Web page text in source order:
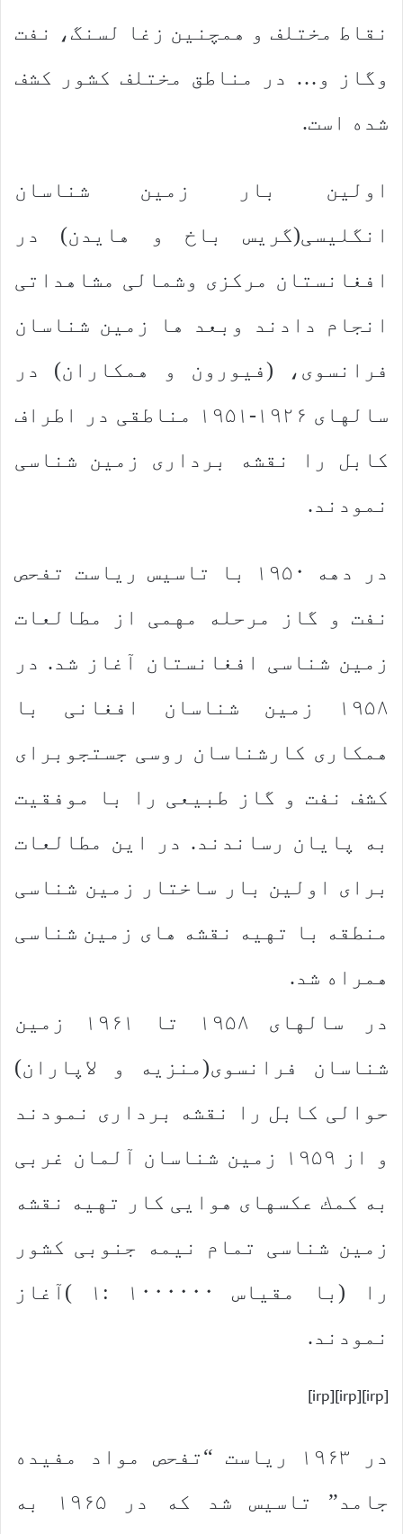
نقاط مختلف و همچنین زغا لسنگ، نفت
وگاز و… در مناطق مختلف كشور كشف
شده است.
اولین بار زمین شناسان
انگلیسی(گریس باخ و هایدن) در
افغانستان مركزی وشمالی مشاهداتی
انجام دادند وبعد ها زمین شناسان
فرانسوی، (فیورون و همكاران) در
سالهای ۱۹۲۶-۱۹۵۱ مناطقی در اطراف
كابل را نقشه برداری زمین شناسی
نمودند.
در دهه ۱۹۵۰ با تاسیس ریاست تفحص
نفت و گاز مرحله مهمی از مطالعات
زمین شناسی افغانستان آغاز شد. در
۱۹۵۸ زمین شناسان افغانی با
همكاری كارشناسان روسی جستجوبرای
كشف نفت و گاز طبیعی را با موفقیت
به پایان رساندند. در این مطالعات
برای اولین بار ساختار زمین شناسی
منطقه با تهیه نقشه های زمین شناسی
همراه شد.
در سالهای ۱۹۵۸ تا ۱۹۶۱ زمین
شناسان فرانسوی(منزیه و لاپاران)
حوالی كابل را نقشه برداری نمودند
و از ۱۹۵۹ زمین شناسان آلمان غربی
به كمك عكسهای هوایی كار تهیه نقشه
زمین شناسی تمام نیمه جنوبی كشور
را (با مقیاس ۱۰۰۰۰۰۰ :۱ )آغاز
نمودند.
[irp][irp][irp]
در ۱۹۶۳ ریاست “تفحص مواد مفیده
جامد” تاسیس شد كه در ۱۹۶۵ به